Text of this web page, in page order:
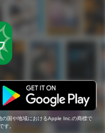
国や地域におけるApple Inc.の商標で
す。